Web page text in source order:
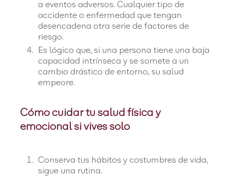
a eventos adversos. Cualquier tipo de
accidente o enfermedad que tengan
desencadena otra serie de factores de
riesgo.
Es lógico que, si una persona tiene una baja
capacidad intrínseca y se somete a un
cambio drástico de entorno, su salud
empeore.
Cómo cuidar tu salud física y
emocional si vives solo
Conserva tus hábitos y costumbres de vida,
sigue una rutina.